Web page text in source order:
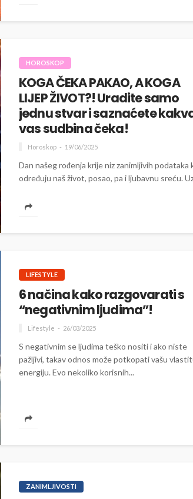
HOROSKOP
KOGA ČEKA PAKAO, A KOGA
LIJEP ŽIVOT?! Uradite samo
jednu stvar i saznaćete
vas sudbina čeka!
Horoskop 19/06/2025
Dan našeg rođenja krije niz zanimljivih podataka
određuju naš život, posao, pa i ljubavnu sreću.
LIFESTYLE
6 načina kako razgovarati s
“negativnim ljudima”!
Lifestyle 26/03/2025
S negativnim se ljudima teško nositi i ako niste
pažljivi, takav odnos može potkopati vašu
energiju. Evo nekoliko korisnih...
ZANIMLJIVOSTI